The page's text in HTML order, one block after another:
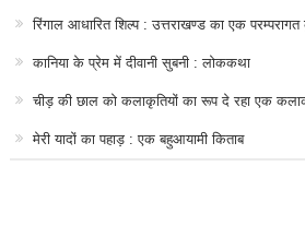
रिंगाल आधारित शिल्प : उत्तराखण्ड का एक परम्परागत
कानिया के प्रेम में दीवानी सुबनी : लोककथा
चीड़ की छाल को कलाकृतियों का रूप दे रहा एक
मेरी यादों का पहाड़ : एक बहुआयामी किताब